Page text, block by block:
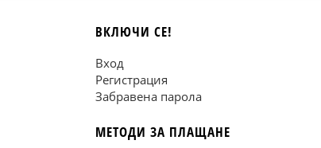
ВКЛЮЧИ СЕ!
Вход
Регистрация
Забравена парола
МЕТОДИ ЗА ПЛАЩАНЕ